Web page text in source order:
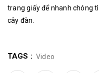
trang giấy để nhanh chóng
cây đàn.
TAGS : Video